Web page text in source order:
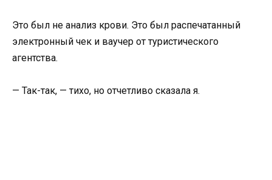
Это был не анализ крови. Это был распечатанный
электронный чек и ваучер от туристического
агентства.
— Так-так, — тихо, но отчетливо сказала я.